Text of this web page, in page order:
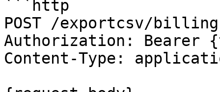
```http
POST /exportcsv/
Authorization: Bearer
Content-Type: